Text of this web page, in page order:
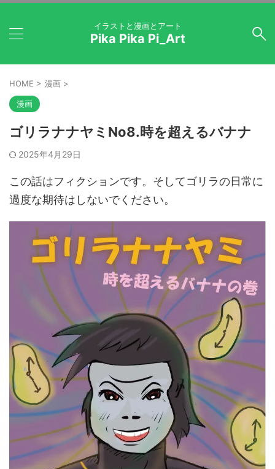
イラストと漫画とアート
Pika Pika Pi_Art
HOME > 漫画 >
漫画
ゴリラナナヤミNo8.時を超えるバナナ
2025年4月29日
この話はフィクションです。そしてゴリラの日常に
過度な期待はしないでください。